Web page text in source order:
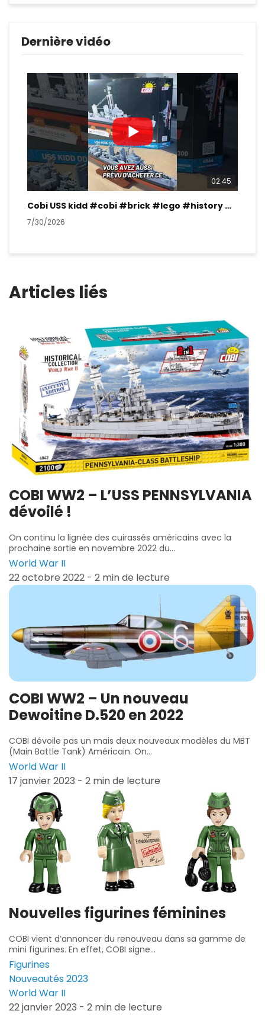
Dernière vidéo
02:45
Cobi USS kidd #cobi #brick #lego #history #ww2
7/30/2026
Articles liés
COBI WW2 – L’USS PENNSYLVANIA
dévoilé !
On continu la lignée des cuirassés américains avec la
prochaine sortie en novembre 2022 du...
World War II
22 octobre 2022 - 2 min de lecture
COBI WW2 – Un nouveau
Dewoitine D.520 en 2022
COBI dévoile pas un mais deux nouveaux modèles du MBT
(Main Battle Tank) Américain. On...
World War II
17 janvier 2023 - 2 min de lecture
Nouvelles figurines féminines
COBI vient d’annoncer du renouveau dans sa gamme de
mini figurines. En effet, COBI signe...
Figurines
Nouveautés 2023
World War II
22 janvier 2023 - 2 min de lecture